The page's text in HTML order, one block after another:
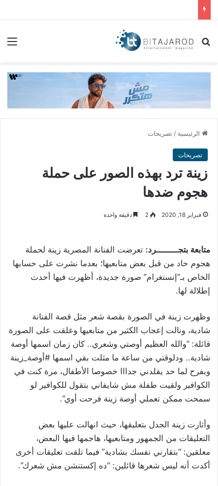
بحث عن
الرئيسية / تصريحات
تصريحات
زينة ترد بهذه الصور على حملة
هجوم ضدها
فبراير 18, 2020 2 دقيقة واحدة
متابعة بتجـــــــــرد: تعرضت الفنانة المصرية زينة لحملة
هجوم حاد من قبل بعض متابعيها؛ بعدما نشرت على حسابها
الخاص بـ”إنستغرام” صورة جديدة، أظهرت فيها أحدث
إطلالة لها.
وظهرت زينة في الصورة بقصة شعر مثل قصة الفنانة
شادية، ونالت إعجاب الكثير من متابعيها وعلقت على الصورة
قائلة: “والله العظيم أوصتي وشعري.. كان زمان اسمها أوصة
شادية.. ودلوقتي من ساعة ما مثلت بقي اسمها #أوصة_زينة
وبفرح لما حد يقلدني جدااا خصوصا الأطفال، مرة كنت في
الكوافير ولقيت طفلة مش شايفاني بتقول للكوافير لو
سمحت ممكن تعملي أوصة زينة فرحت أوي”.
وأثارت زينة الجدل بتعليقها، حيث انهالت عليها بعض
التعليقات من الجمهور ومتابعيها، هاجمها فيها البعض،
معلقين: “بتقارني نفسك بشادية” فيما تلقت تعليقات أخرى
أكدت أنه ليس شعرها قائلين: “ده إكستنشن مش شعرك”.